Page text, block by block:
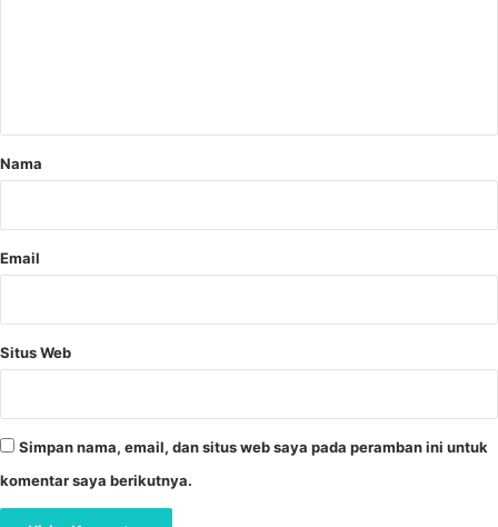
rNama
Email
Situs Web
Simpan nama, email, dan situs web saya pada peramban ini untuk
komentar saya berikutnya.